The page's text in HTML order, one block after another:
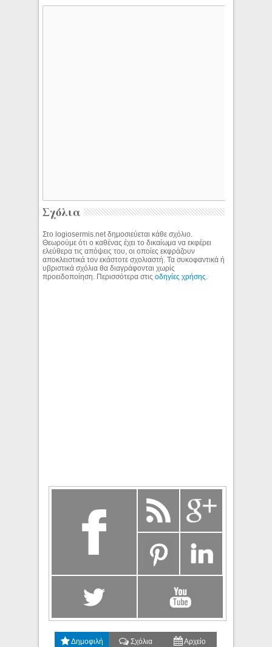
Σχόλια
Στο logiosermis.net δημοσιεύεται κάθε σχόλιο.
Θεωρούμε ότι ο καθένας έχει το δικαίωμα να εκφέρει
ελεύθερα τις απόψεις του, οι οποίες εκφράζουν
αποκλειστικά τον εκάστοτε σχολιαστή. Τα συκοφαντικά ή
υβριστικά σχόλια θα διαγράφονται χωρίς
προειδοποίηση. Περισσότερα στιςοδηγίες χρήσης
Δημοφιλή Σχόλια Αρχείο